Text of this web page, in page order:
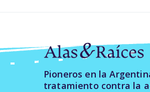
Pioneros en la
tratamiento contra la